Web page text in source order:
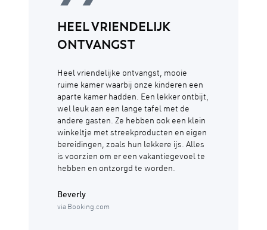
HEEL VRIENDELIJK
ONTVANGST
Heel vriendelijke ontvangst, mooie
ruime kamer waarbij onze kinderen een
aparte kamer hadden. Een lekker ontbijt,
wel leuk aan een lange tafel met de
andere gasten. Ze hebben ook een klein
winkeltje met streekproducten en eigen
bereidingen, zoals hun lekkere ijs. Alles
is voorzien om er een vakantiegevoel te
hebben en ontzorgd te worden.
Beverly
via Booking.com